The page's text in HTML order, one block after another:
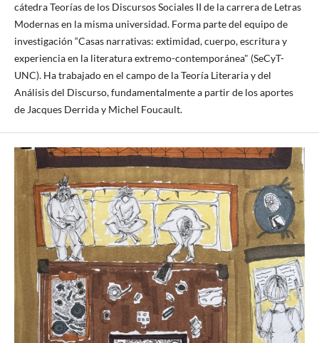
cátedra Teorías de los Discursos Sociales II de la carrera de Letras
Modernas en la misma universidad. Forma parte del equipo de
investigación “Casas narrativas: extimidad, cuerpo, escritura y
experiencia en la literatura extremo-contemporánea" (SeCyT-
UNC). Ha trabajado en el campo de la Teoría Literaria y del
Análisis del Discurso, fundamentalmente a partir de los aportes
de Jacques Derrida y Michel Foucault.